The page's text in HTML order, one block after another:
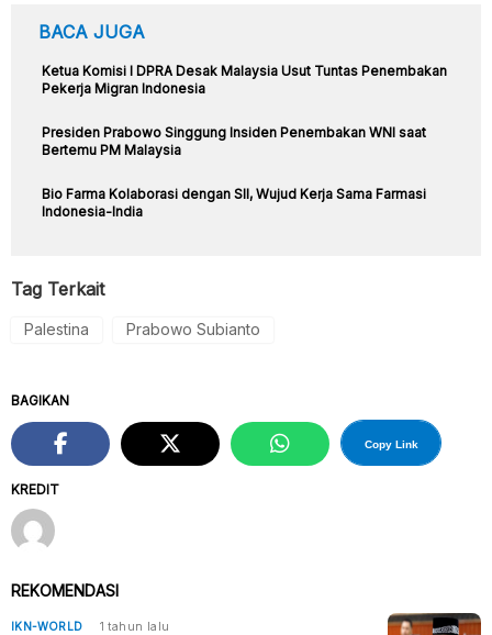
BACA JUGA
Ketua Komisi I DPRA Desak Malaysia Usut Tuntas Penembakan
Pekerja Migran Indonesia
Presiden Prabowo Singgung Insiden Penembakan WNI saat
Bertemu PM Malaysia
Bio Farma Kolaborasi dengan SII, Wujud Kerja Sama Farmasi
Indonesia-India
Tag Terkait
Palestina Prabowo Subianto
KREDIT
BAGIKAN
Copy Link
REKOMENDASI
IKN-WORLD 1 tahun lalu